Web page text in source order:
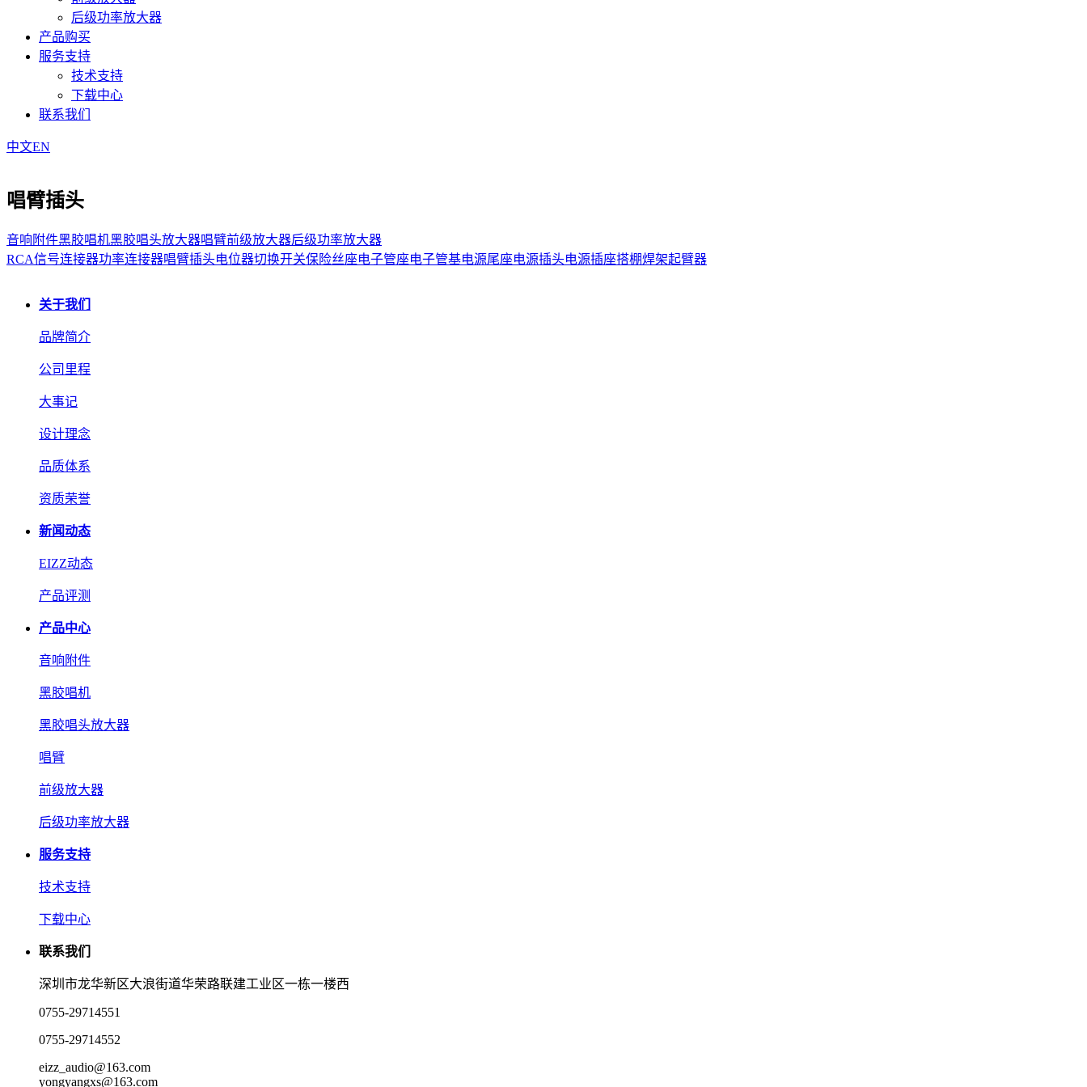
后级功率放大器
产品购买
服务支持
技术支持
下载中心
联系我们
中文EN
唱臂插头
音响附件黑胶唱机黑胶唱头放大器唱臂前级放大器后级功率放大器
RCA信号连接器功率连接器唱臂插头电位器切换开关保险丝座电子管座电子管基电源尾座电源插头电源插座搭棚焊架起臂器
关于我们
品牌简介
公司里程
大事记
设计理念
品质体系
资质荣誉
新闻动态
EIZZ动态
产品评测
产品中心
音响附件
黑胶唱机
黑胶唱头放大器
唱臂
前级放大器
后级功率放大器
服务支持
技术支持
下载中心
联系我们
深圳市龙华新区大浪街道华荣路联建工业区一栋一楼西
0755-29714551
0755-29714552
eizz_audio@163.com
yongyangxs@163.com